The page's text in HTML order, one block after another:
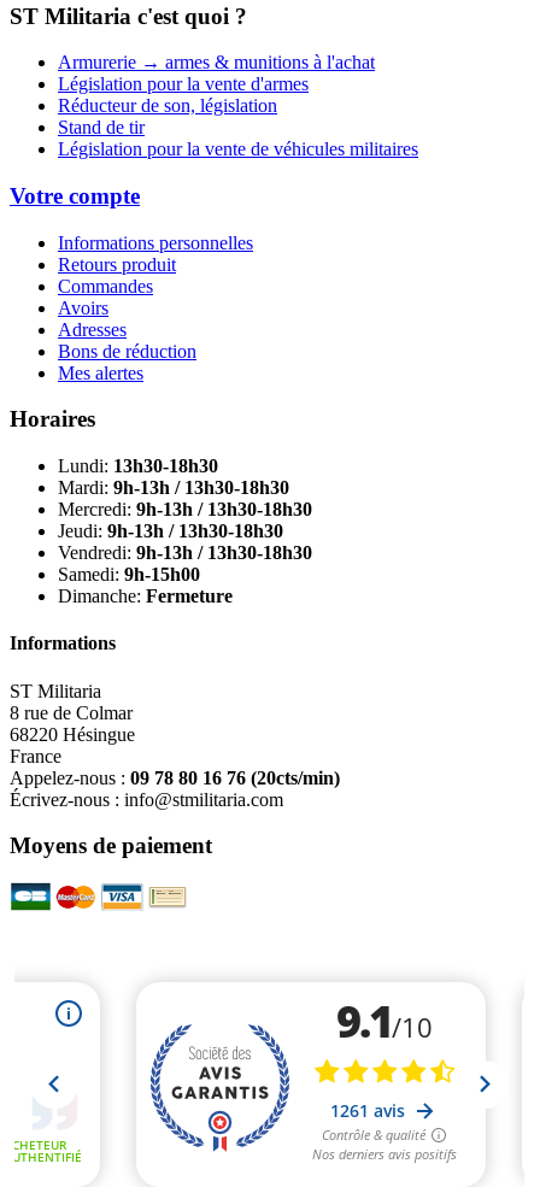
ST Militaria c'est quoi ?
Armurerie → armes & munitions à l'achat
Législation pour la vente d'armes
Réducteur de son, législation
Stand de tir
Législation pour la vente de véhicules militaires
Votre compte
Informations personnelles
Retours produit
Commandes
Avoirs
Adresses
Bons de réduction
Mes alertes
Horaires
Lundi: 13h30-18h30
Mardi: 9h-13h / 13h30-18h30
Mercredi: 9h-13h / 13h30-18h30
Jeudi: 9h-13h / 13h30-18h30
Vendredi: 9h-13h / 13h30-18h30
Samedi: 9h-15h00
Dimanche: Fermeture
Informations
ST Militaria
8 rue de Colmar
68220 Hésingue
France
Appelez-nous : 09 78 80 16 76 (20cts/min)
Écrivez-nous : info@stmilitaria.com
Moyens de paiement